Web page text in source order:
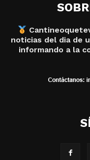
noticias del dia de
informando a la